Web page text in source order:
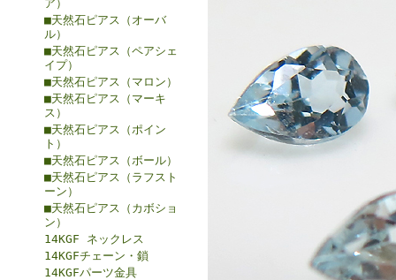
ア）
■天然石ピアス（オーバ
ル）
■天然石ピアス（ペアシェ
イプ）
■天然石ピアス（マロン）
■天然石ピアス（マーキ
ス）
■天然石ピアス（ポイン
ト）
■天然石ピアス（ボール）
■天然石ピアス（ラフスト
ーン）
■天然石ピアス（カボショ
ン）
14KGF ネックレス
14KGFチェーン・鎖
14KGFパーツ金具